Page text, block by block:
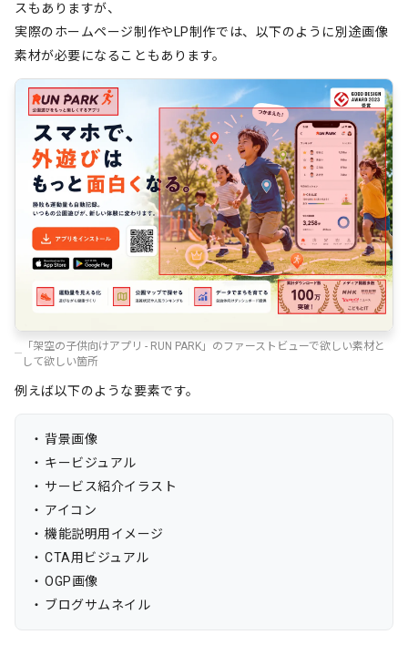
- 見出しが長い場合は自然に改行してください。
- カード同士の間隔をしっかり空けてください。
- CTAや次セクションへの流れを邪魔しない構成にしてください。
---
# 動き
## 表示時
- 下からふわっと表示される程度の控えめな動きにしてください。
## カードにマウスを乗せた時
- 少し上に浮くようにしてください。
---
# 避けたいこと
- 情報を詰め込みすぎる
- 過度に文字が小さい、または大きい
- 余白が狭い
- 重い3D演出
# 納品してほしいもの
てください。
スもありますが、
実際のホームページ制作やLP制作では、以下のように別途画像
素材が必要になることもあります。
「架空の子供向けアプリ - RUN PARK」のファーストビューで欲しい素材と
して欲しい箇所
例えば以下のような要素です。
背景画像
キービジュアル
サービス紹介イラスト
アイコン
機能説明用イメージ
CTA用ビジュアル
OGP画像
ブログサムネイル